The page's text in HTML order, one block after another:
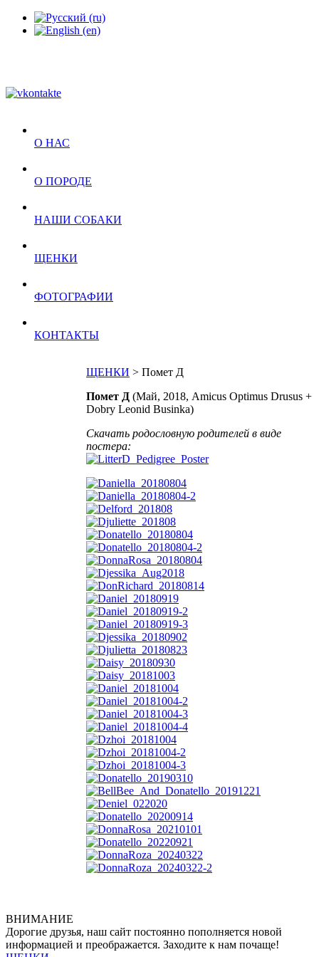
О НАС
О ПОРОДЕ
НАШИ СОБАКИ
ЩЕНКИ
ФОТОГРАФИИ
КОНТАКТЫ
ЩЕНКИ > Помет Д
Помет Д (Май, 2018, Amicus Optimus Drusus +
Dobry Leonid Businka)
Скачать родословную родителей в виде
постера:
ВНИМАНИЕ
Дорогие друзья, наш сайт постоянно пополняется новой
информацией и преображается. Заходите к нам почаще!